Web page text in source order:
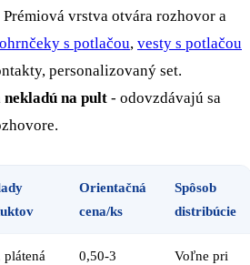
vrstva otvára rozhovor a
s potlačou, vesty s potlačou
personalizovaný set.
na pult - odovzdávajú sa
Orientačná
cena/ks
Spôsob
distribúcie
plátená
0,50-3
Voľne pri